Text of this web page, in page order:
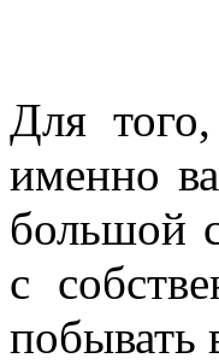
Для
именно
большой
с
побывать